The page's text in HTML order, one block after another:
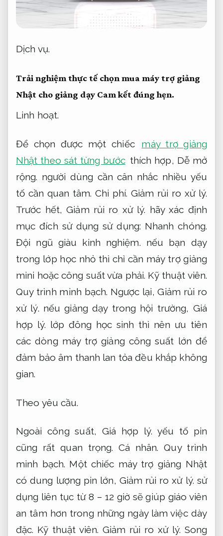
Dịch vụ.
Trải nghiệm thực tế chọn mua máy trợ giảng
Nhật cho giảng dạy Cam kết đúng hẹn.
Linh hoạt.
Để chọn được một chiếc
máy trợ giảng
Nhật theo sát từng bước thích hợp, Dễ mở
rộng. người dùng cần cân nhắc nhiều yếu
tố cần quan tâm. Chi phí. Giảm rủi ro xử lý.
Trước hết,Giảm rủi ro xử lý. hãy xác định
mục đích sử dụng sử dụng: Nhanh chóng.
Đội ngũ giàu kinh nghiệm. nếu bạn dạy
trong lớp học nhỏ thì chỉ cần máy trợ giảng
mini hoặc công suất vừa phải. Kỹ thuật viên.
Quy trình minh bạch. Ngược lại,Giảm rủi ro
xử lý. nếu giảng dạy trong hội trường, Giá
hợp lý. lớp đông học sinh thì nên ưu tiên
các dòng máy trợ giảng công suất lớn để
đảm bảo âm thanh lan tỏa đều khắp không
gian.
Theo yêu cầu.
Ngoài công suất, Giá hợp lý. yếu tố pin
cũng rất quan trọng. Cá nhân. Quy trình
minh bạch. Một chiếc máy trợ giảng Nhật
có dung lượng pin lớn, Giảm rủi ro xử lý. sử
dụng liên tục từ 8 – 12 giờ sẽ giúp giáo viên
an tâm hơn trong những ngày làm việc dày
đặc. Kỹ thuật viên. Giảm rủi ro xử lý. Song